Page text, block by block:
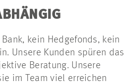
kein Hedgefonds, kein
Unsere Kunden spüren das
Beratung. Unsere
im Team viel erreichen